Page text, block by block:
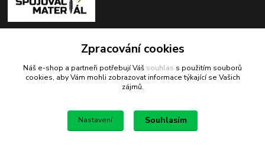
+420 603 418 822
odbyt@bezva-spojovacimaterial.cz
Zpracování cookies
Náš e-shop a partneři potřebují Váš souhlas s použitím souborů
cookies, aby Vám mohli zobrazovat informace týkající se Vašich
zájmů.
Nastavení Souhlasím